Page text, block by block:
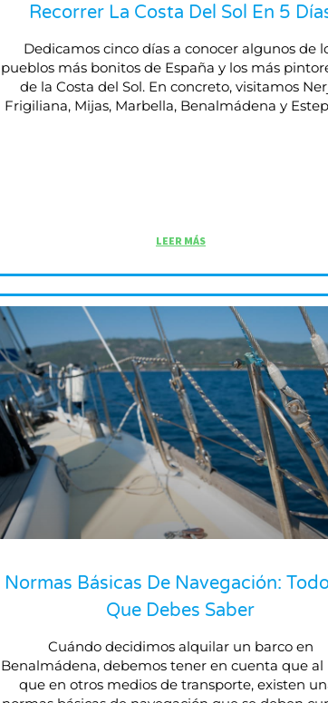
Recorrer La Costa Del Sol En 5
Dedicamos cinco días a conocer algunos de
pueblos más bonitos de España y los más
de la Costa del Sol. En concreto, visitamos
Frigiliana, Mijas, Marbella, Benalmádena y
LEER MÁS
Normas Básicas De Navegación:
Que Debes Saber
Cuándo decidimos alquilar un barco en
Benalmádena, debemos tener en cuenta que al
que en otros medios de transporte, existen